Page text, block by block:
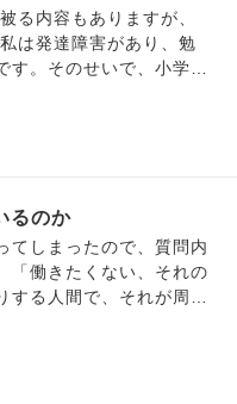
ルギーの無駄ではないか
ない気持ちになります。
無駄」に見えるものが
でできることを必死で探
。出口のない、ないこと
コ不安の難しさだと感じ
りですが……苦しいで
人の目が怖く、笑って
と常に人を疑うようにな
や陰口、物を隠され
が、当時はそんな俯瞰も
い物にしていました。
馬鹿にし、私の盗撮写真
ていました。 それを
なり、自分に一切の自信
せんでした。みんなから
る内容もありますが、
。そのせいで、小学生
せ、中学は先輩に失礼な
3年間ほぼ全て不登校に
は許してもらったものの
ったりして怖がらせ、嫌
るのか
てしまったので、質問内
「働きたくない、それの
る人間で、それが周り
どを抜きにして死ぬより
きか」です。 今学年上